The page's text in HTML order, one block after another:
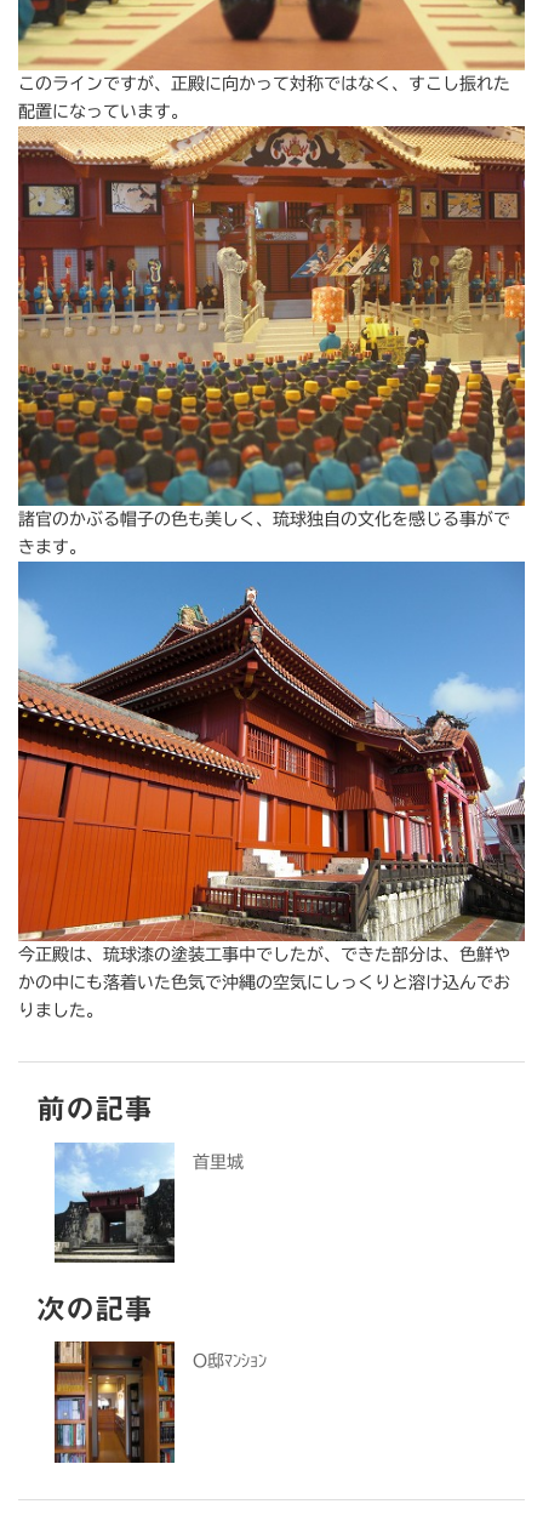
このラインですが、正殿に向かって対称ではなく、すこし振れた
配置になっています。
諸官のかぶる帽子の色も美しく、琉球独自の文化を感じる事がで
きます。
今正殿は、琉球漆の塗装工事中でしたが、できた部分は、色鮮や
かの中にも落着いた色気で沖縄の空気にしっくりと溶け込んでお
りました。
前の記事
首里城
次の記事
O邸ﾏﾝｼｮﾝ